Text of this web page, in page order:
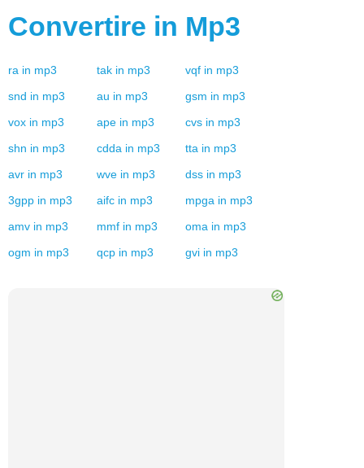
Convertire in Mp3
ra in mp3 tak in mp3 vqf in mp3
snd in mp3 au in mp3 gsm in mp3
vox in mp3 ape in mp3 cvs in mp3
shn in mp3 cdda in mp3 tta in mp3
avr in mp3 wve in mp3 dss in mp3
3gpp in mp3 aifc in mp3 mpga in mp3
amv in mp3 mmf in mp3 oma in mp3
ogm in mp3 qcp in mp3 gvi in mp3